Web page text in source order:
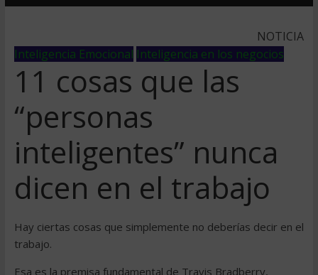
NOTICIA
Inteligencia Emocional Inteligencia en los negocios
11 cosas que las
“personas
inteligentes” nunca
dicen en el trabajo
Hay ciertas cosas que simplemente no deberías decir en el
trabajo.
Esa es la premisa fundamental de Travis Bradberry,